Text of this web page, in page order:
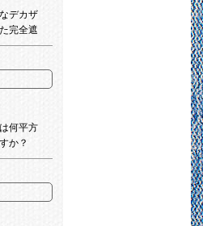
デカザ
完全遮
フテル
何平方
か？